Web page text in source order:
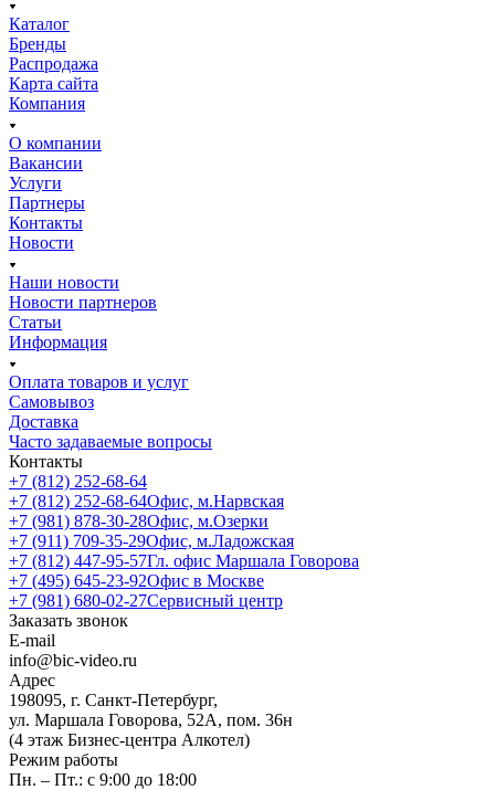
Каталог
Бренды
Распродажа
Карта сайта
Компания
О компании
Вакансии
Услуги
Партнеры
Контакты
Новости
Наши новости
Новости партнеров
Статьи
Информация
Оплата товаров и услуг
Самовывоз
Доставка
Часто задаваемые вопросы
Контакты
+7 (812) 252-68-64
+7 (812) 252-68-64Офис, м.Нарвская
+7 (981) 878-30-28Офис, м.Озерки
+7 (911) 709-35-29Офис, м.Ладожская
+7 (812) 447-95-57Гл. офис Маршала Говорова
+7 (495) 645-23-92Офис в Москве
+7 (981) 680-02-27Сервисный центр
Заказать звонок
E-mail
info@bic-video.ru
Адрес
198095, г. Санкт-Петербург,
ул. Маршала Говорова, 52А, пом. 36н
(4 этаж Бизнес-центра Алкотел)
Режим работы
Пн. – Пт.: с 9:00 до 18:00